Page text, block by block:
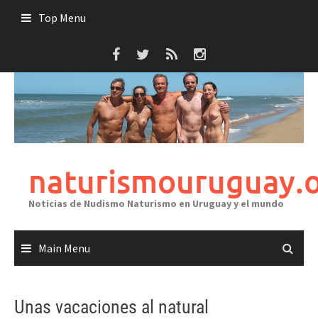
Top Menu
Noticias de Nudismo Naturismo en Uruguay y el mundo
Main Menu
Unas vacaciones al natural